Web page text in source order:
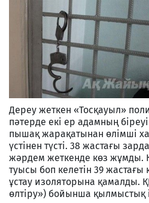
Дереу жеткен «Тосқауыл»
пәтерде екі ер адамның
пышақ жарақатынан өлімші
үстінен түсті. 38 жастағы
жәрдем жеткенде көз жұмды.
туысы боп келетін 39 жастағы
ұстау изоляторына қамалды.
өлтіру») бойынша қылмыстық